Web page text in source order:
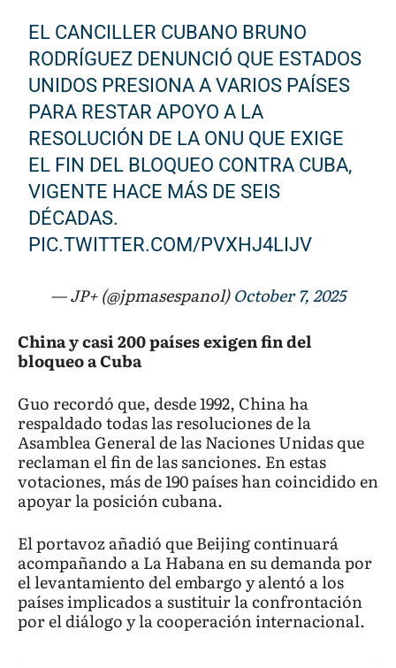
EL CANCILLER CUBANO BRUNO
RODRÍGUEZ DENUNCIÓ QUE ESTADOS
UNIDOS PRESIONA A VARIOS PAÍSES
PARA RESTAR APOYO A LA
RESOLUCIÓN DE LA ONU QUE EXIGE
EL FIN DEL BLOQUEO CONTRA CUBA,
VIGENTE HACE MÁS DE SEIS
DÉCADAS.
PIC.TWITTER.COM/PVXHJ4LIJV
— JP+ (@jpmasespanol)October 7, 2025
China y casi 200 países exigen fin del
bloqueo a Cuba
Guo recordó que, desde 1992, China ha
respaldado todas las resoluciones de la
Asamblea General de las Naciones Unidas que
reclaman el fin de las sanciones. En estas
votaciones, más de 190 países han coincidido en
apoyar la posición cubana.
El portavoz añadió que Beijing continuará
acompañando a La Habana en su demanda por
el levantamiento del embargo y alentó a los
países implicados a sustituir la confrontación
por el diálogo y la cooperación internacional.